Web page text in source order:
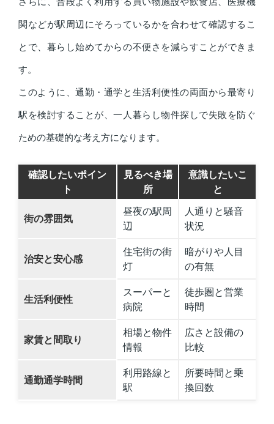
関などが駅周辺にそろっているかを合わせて確認するこ
とで、暮らし始めてからの不便さを減らすことができま
す。
このように、通勤・通学と生活利便性の両面から最寄り
駅を検討することが、一人暮らし物件探しで失敗を防ぐ
ための基礎的な考え方になります。
確認したいポイン
ト
見るべき場
所
意識したいこ
と
街の雰囲気
昼夜の駅周
辺
人通りと騒音
状況
治安と安心感
住宅街の街
灯
暗がりや人目
の有無
生活利便性
スーパーと
病院
徒歩圏と営業
時間
家賃と間取り
相場と物件
情報
広さと設備の
比較
通勤通学時間
利用路線と
駅
所要時間と乗
換回数